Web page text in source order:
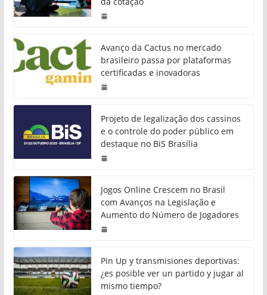
Avanço da Cactus no mercado
brasileiro passa por plataformas
certificadas e inovadoras
Projeto de legalização dos cassinos
e o controle do poder público em
destaque no BiS Brasília
Jogos Online Crescem no Brasil
com Avanços na Legislação e
Aumento do Número de Jogadores
Pin Up y transmisiones deportivas:
¿es posible ver un partido y jugar al
mismo tiempo?